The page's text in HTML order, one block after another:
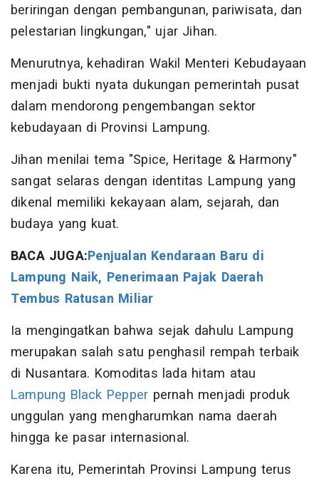
beriringan dengan pembangunan, pariwisata, dan
pelestarian lingkungan," ujar Jihan.
Menurutnya, kehadiran Wakil Menteri Kebudayaan
menjadi bukti nyata dukungan pemerintah pusat
dalam mendorong pengembangan sektor
kebudayaan di Provinsi Lampung.
Jihan menilai tema "Spice, Heritage & Harmony"
sangat selaras dengan identitas Lampung yang
dikenal memiliki kekayaan alam, sejarah, dan
budaya yang kuat.
BACA JUGA:Penjualan Kendaraan Baru di
Lampung Naik, Penerimaan Pajak Daerah
Tembus Ratusan Miliar
Ia mengingatkan bahwa sejak dahulu Lampung
merupakan salah satu penghasil rempah terbaik
di Nusantara. Komoditas lada hitam atau
Lampung Black Pepper pernah menjadi produk
unggulan yang mengharumkan nama daerah
hingga ke pasar internasional.
Karena itu, Pemerintah Provinsi Lampung terus